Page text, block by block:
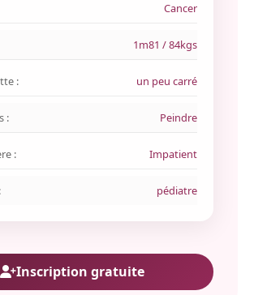
Cancer
1m81 / 84kgs
: un peu carré
: Peindre
: Impatient
pédiatre
Inscription gratuite